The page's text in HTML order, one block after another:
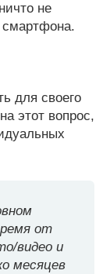
не
смартфона.
для своего
этот вопрос,
от
видео и
месяцев